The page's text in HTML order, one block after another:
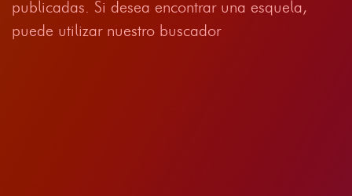
publicadas. Si desea encontrar una esquela,
puede utilizar nuestro buscador